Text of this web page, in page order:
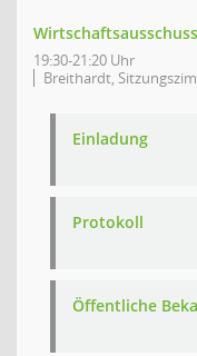
Wirtschaftsausschuss
19:30-21:20 Uhr
Breithardt,
Einladung
Protokoll
Öffentliche